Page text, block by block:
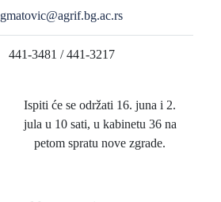
gmatovic@agrif.bg.ac.rs
441-3481 / 441-3217
Ispiti će se održati 16. juna i 2.
jula u 10 sati, u kabinetu 36 na
petom spratu nove zgrade.